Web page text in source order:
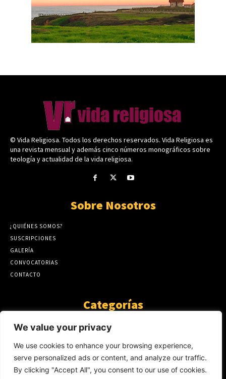
We value your privacy
We use cookies to enhance your browsing experience,
serve personalized ads or content, and analyze our traffic.
By clicking "Accept All", you consent to our use of cookies.
© Vida Religiosa. Todos los derechos reservados. Vida Religiosa es
una revista mensual y además cinco números monográficos sobre
teología y actualidad de la vida religiosa.
Sobre Nosotros
¿QUIÉNES SOMOS?
SUSCRIPCIONES
GALERÍA
CONVOCATORIAS
CONTACTO
Categorías
ARTÍCULOS
GUANTE DE SEDA
AL CALOR DE LA PALABRA
Y YO QUE SÉ
423
NOTICIAS
234